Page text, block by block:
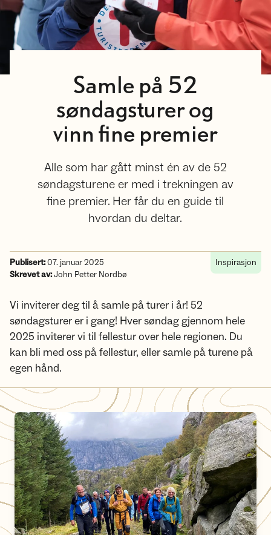
Samle på 52
søndagsturer og
vinn fine premier
Alle som har gått minst én av de 52
søndagsturene er med i trekningen av
fine premier. Her får du en guide til
hvordan du deltar.
Publisert:07. januar 2025
Skrevet av:John Petter Nordbø
Inspirasjon
Vi inviterer deg til å samle på turer i år! 52
søndagsturer er i gang! Hver søndag gjennom hele
2025 inviterer vi til fellestur over hele regionen. Du
kan bli med oss på fellestur, eller samle på turene på
egen hånd.
Bli med på 52 søndagsturer i 2025!